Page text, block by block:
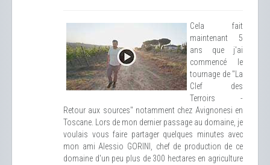
Cela fait
maintenant 5
ans que j'ai
commencé le
tournage de "La
Clef des
Terroirs -
Retour aux sources" notamment chez Avignonesi en
Toscane. Lors de mon dernier passage au domaine, je
voulais vous faire partager quelques minutes avec
mon ami Alessio GORINI, chef de production de ce
domaine d'un peu plus de 300 hectares en agriculture